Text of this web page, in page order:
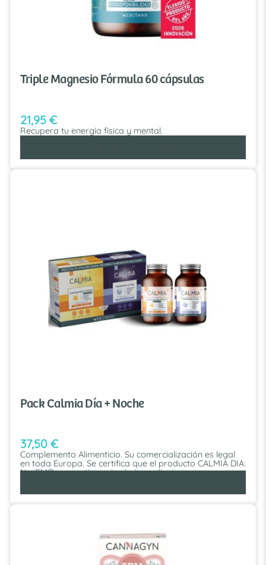
Triple Magnesio Fórmula 60 cápsulas
21,95 €
Recupera tu energía física y mental.
Pack Calmia Día + Noche
37,50 €
Complemento Alimenticio. Su comercialización es legal
en toda Europa. Se certifica que el producto CALMIA DIA:
No GMO: no contiene ningún ingrediente que provenga
de cualquier riesgo de BSE / TSE según Reglamento (CE)
999/2001. Fabricado en la UE: es fabricado en la Unión